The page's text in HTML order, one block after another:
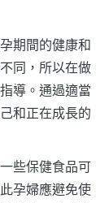
期間的健康和
同，所以在做
導。通過適當
和正在成長的
些保健食品可
孕婦應避免使